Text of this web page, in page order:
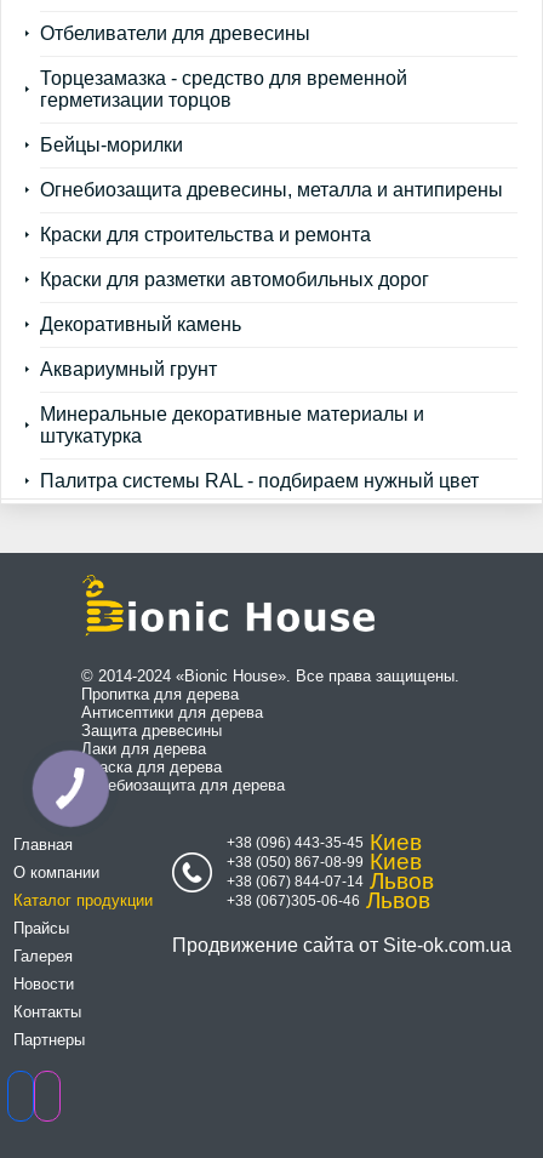
Отбеливатели для древесины
Торцезамазка - средство для временной
герметизации торцов
Бейцы-морилки
Огнебиозащита древесины, металла и антипирены
Краски для строительства и ремонта
Краски для разметки автомобильных дорог
Декоративный камень
Аквариумный грунт
Минеральные декоративные материалы и
штукатурка
Палитра системы RAL - подбираем нужный цвет
© 2014-2024 «Bionic House». Все права защищены.
Пропитка для дерева
Антисептики для дерева
Защита древесины
Лаки для дерева
Краска для дерева
Огнебиозащита для дерева
Главная
О компании
Каталог продукции
Прайсы
Галерея
Новости
Контакты
Партнеры
+38 (096) 443-35-45 Киев
+38 (050) 867-08-99 Киев
+38 (067) 844-07-14 Львов
+38 (067)305-06-46 Львов
Продвижение сайта от Site-ok.com.ua